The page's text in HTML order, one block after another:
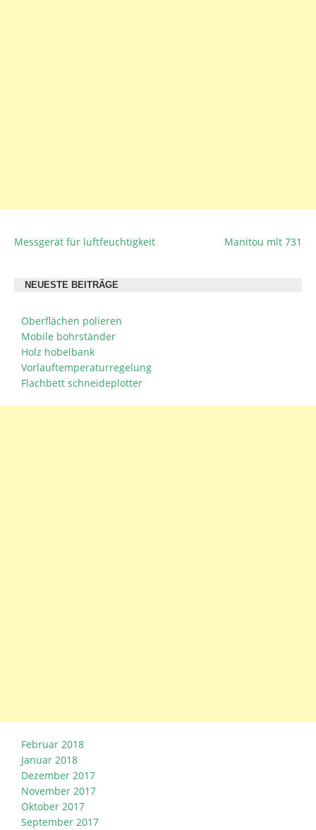
BEITRAGSNAVIGATION
Messgerät für luftfeuchtigkeit Manitou mlt 731
NEUESTE BEITRÄGE
Oberflächen polieren
Mobile bohrständer
Holz hobelbank
Vorlauftemperaturregelung
Flachbett schneideplotter
Februar 2018
Januar 2018
Dezember 2017
November 2017
Oktober 2017
September 2017